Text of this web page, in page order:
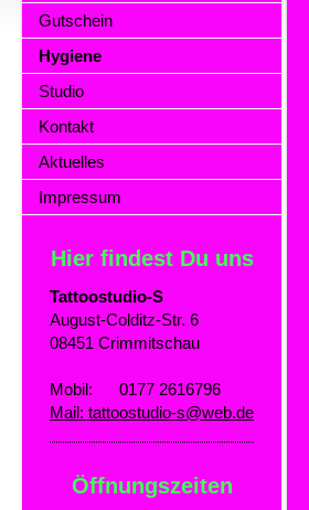
Gutschein
Hygiene
Studio
Kontakt
Aktuelles
Impressum
Hier findest Du uns
Tattoostudio-S
August-Colditz-Str. 6
08451 Crimmitschau
Mobil: 0177 2616796
Mail: tattoostudio-s@web.de
Öffnungszeiten